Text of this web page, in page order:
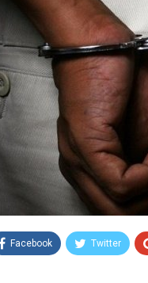
Facebook Twitter